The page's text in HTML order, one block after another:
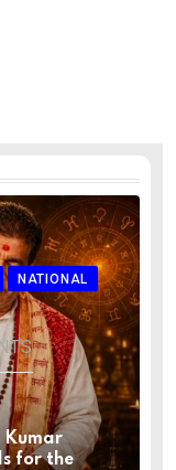
NATIONAL
Kumar
for the